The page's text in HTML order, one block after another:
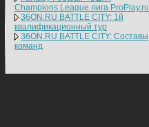
Champions League лига ProPlay.ru
36ON.RU BATTLE CITY: 1й
квалификационный тур
36ON.RU BATTLE CITY: Составы
команд